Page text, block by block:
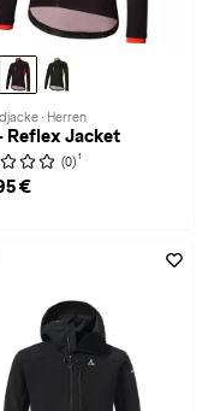
· Herren
Reflex Jacket
(0) 1
€